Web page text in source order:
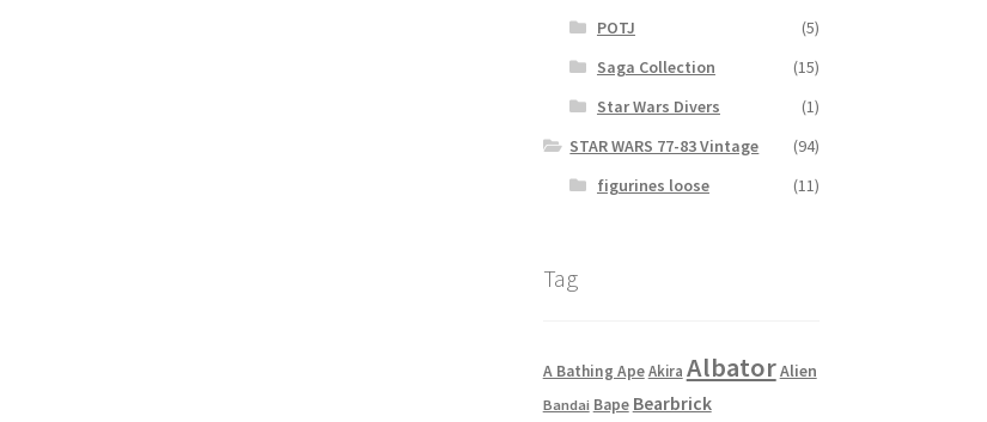
POTJ
(5)
Saga Collection
(15)
Star Wars Divers
(1)
STAR WARS 77-83 Vintage
(94)
figurines loose
(11)
Tag
A Bathing Ape Akira AlbatorAlien
Bandai Bape Bearbrick